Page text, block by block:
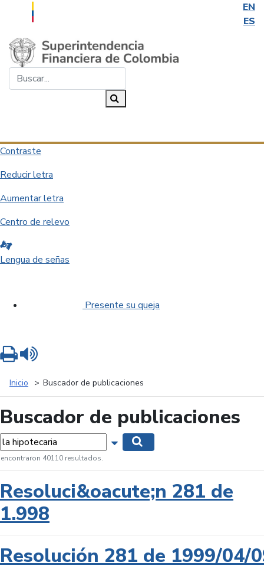
EN
ES
Saltar al contenido principal
Contraste
Reducir letra
Aumentar letra
Centro de relevo
Lengua de señas
Presente su queja
Inicio Buscador de publicaciones
Buscador de publicaciones
Mostrar opciones de búsqueda
encontraron 40110 resultados.
Resoluci&oacute;n 281 de
1.998
Resolución 281 de 1999/04/
Imprimir